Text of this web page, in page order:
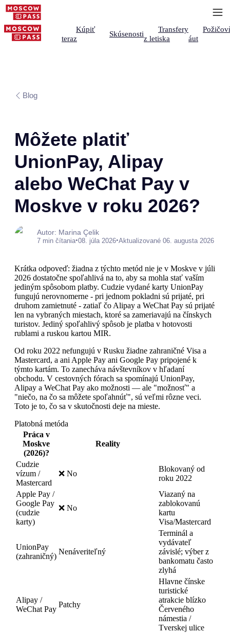
Kúpiť
teraz
Skúsenosti
Transfery
z letiska
áut
Blog
Môžete platiť
UnionPay, Alipay
alebo WeChat Pay v
Moskve v roku 2026?
Autor: Marina Çelik
7 min čítania•08. júla 2026•Aktualizované 06. augusta 2026
Krátka odpoveď: žiadna z týchto metód nie je v Moskve v júli
2026 dostatočne spoľahlivá na to, aby sa mohla stať vaším
jediným spôsobom platby. Cudzie vydané karty UnionPay
fungujú nerovnomerne - pri jednom pokladni sú prijaté, pri
druhom zamietnuté - zatiaľ čo Alipay a WeChat Pay sú prijaté
len na vybraných miestach, ktoré sa zameriavajú na čínskych
turistov. Jediný spoľahlivý spôsob je platba v hotovosti
rublami a ruskou kartou MIR.
Od roku 2022 nefungujú v Rusku žiadne zahraničné Visa a
Mastercard, a ani Apple Pay ani Google Pay pripojené k
týmto kartám. To zanecháva návštevníkov v hľadaní
obchodu. V cestovných fórach sa spomínajú UnionPay,
Alipay a WeChat Pay ako možnosti — ale "možnosť" a
"niečo, na čo sa môžete spoľahnúť", sú veľmi rôzne veci.
Toto je to, čo sa v skutočnosti deje na mieste.
Platobná metóda
Práca v
Moskve
(2026)?
Reality
Cudzie
vízum /
Mastercard
❌ No
Blokovaný od
roku 2022
Apple Pay /
Google Pay
(cudzie
karty)
❌ No
Viazaný na
zablokovanú
kartu
Visa/Mastercard
UnionPay
(zahraničný)
Nenáveriteľný
Terminál a
vydávateľ
závislé; výber z
bankomatu často
zlyhá
Alipay /
WeChat Pay
Patchy
Hlavne čínske
turistické
atrakcie blízko
Červeného
námestia /
Tverskej ulice